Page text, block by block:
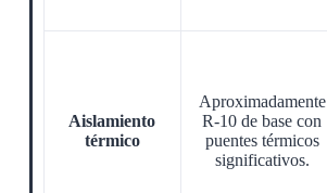
Aislamiento
térmico
Aproximadamente
R-10 de base con
puentes térmicos
significativos.